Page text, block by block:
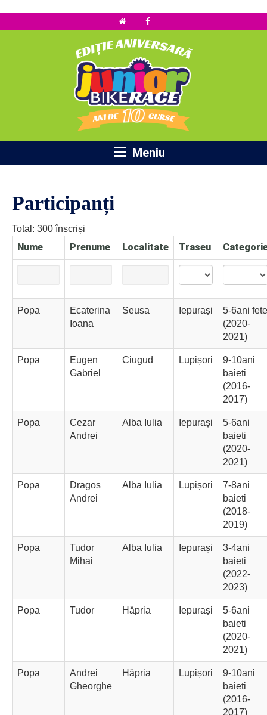

Meniu
Participanți
Total: 300 înscriși
Nume Prenume Localitate Traseu
Popa
Ecaterina
Ioana
Seusa Iepurași
5-6ani fete
(2020-
2021)
Popa
Eugen
Gabriel
Ciugud Lupișori
9-10ani
baieti
(2016-
2017)
Popa
Cezar
Andrei
Alba Iulia Iepurași
5-6ani
baieti
(2020-
2021)
Popa
Dragos
Andrei
Alba Iulia Lupișori
7-8ani
baieti
(2018-
2019)
Popa
Tudor
Mihai
Alba Iulia Iepurași
3-4ani
baieti
(2022-
2023)
Popa Tudor Hăpria Iepurași
5-6ani
baieti
(2020-
2021)
Popa
Andrei
Gheorghe
Hăpria Lupișori
9-10ani
baieti
(2016-
2017)